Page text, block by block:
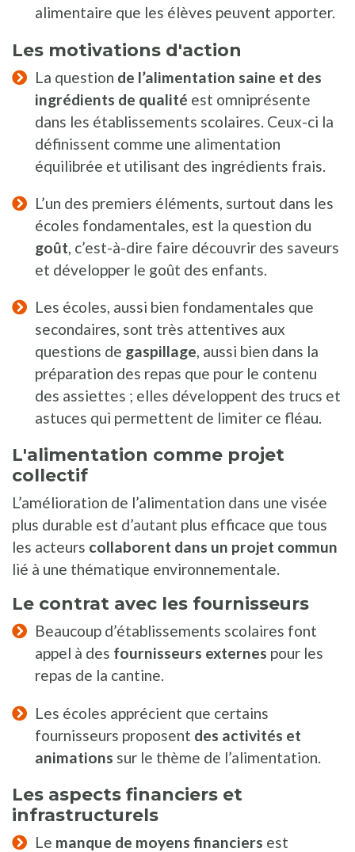
alimentaire que les élèves peuvent apporter.
Les motivations d'action
La question de l’alimentation saine et des
ingrédients de qualité est omniprésente
dans les établissements scolaires. Ceux-ci la
définissent comme une alimentation
équilibrée et utilisant des ingrédients frais.
L’un des premiers éléments, surtout dans les
écoles fondamentales, est la question du
goût, c’est-à-dire faire découvrir des saveurs
et développer le goût des enfants.
Les écoles, aussi bien fondamentales que
secondaires, sont très attentives aux
questions de gaspillage, aussi bien dans la
préparation des repas que pour le contenu
des assiettes ; elles développent des trucs et
astuces qui permettent de limiter ce fléau.
L'alimentation comme projet
collectif
L’amélioration de l’alimentation dans une visée
plus durable est d’autant plus efficace que tous
les acteurs collaborent dans un projet commun
lié à une thématique environnementale.
Le contrat avec les fournisseurs
Beaucoup d’établissements scolaires font
appel à des fournisseurs externes pour les
repas de la cantine.
Les écoles apprécient que certains
fournisseurs proposent des activités et
animations sur le thème de l’alimentation.
Les aspects financiers et
infrastructurels
Le manque de moyens financiers est